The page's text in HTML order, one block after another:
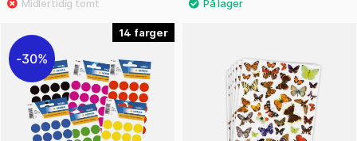
14
30%